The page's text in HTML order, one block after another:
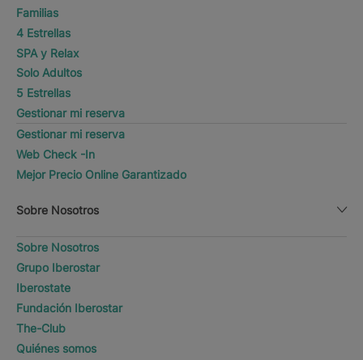
Familias
4 Estrellas
SPA y Relax
Solo Adultos
5 Estrellas
Gestionar mi reserva
Gestionar mi reserva
Web Check -In
Mejor Precio Online Garantizado
Sobre Nosotros
Sobre Nosotros
Grupo Iberostar
Iberostate
Fundación Iberostar
The-Club
Quiénes somos